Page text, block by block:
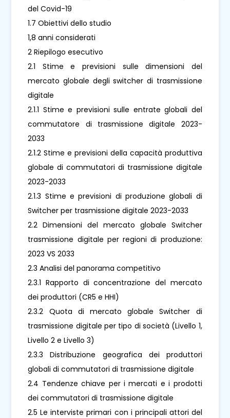
del Covid-19
1.7 Obiettivi dello studio
1,8 anni considerati
2 Riepilogo esecutivo
2.1 Stime e previsioni sulle dimensioni del
mercato globale degli switcher di trasmissione
digitale
2.1.1 Stime e previsioni sulle entrate globali del
commutatore di trasmissione digitale 2023-
2033
2.1.2 Stime e previsioni della capacità produttiva
globale di commutatori di trasmissione digitale
2023-2033
2.1.3 Stime e previsioni di produzione globali di
Switcher per trasmissione digitale 2023-2033
2.2 Dimensioni del mercato globale Switcher
trasmissione digitale per regioni di produzione:
2023 VS 2033
2.3 Analisi del panorama competitivo
2.3.1 Rapporto di concentrazione del mercato
dei produttori (CR5 e HHI)
2.3.2 Quota di mercato globale Switcher di
trasmissione digitale per tipo di società (Livello 1,
Livello 2 e Livello 3)
2.3.3 Distribuzione geografica dei produttori
globali di commutatori di trasmissione digitale
2.4 Tendenze chiave per i mercati e i prodotti
dei commutatori di trasmissione digitale
2.5 Le interviste primari con i principali attori del